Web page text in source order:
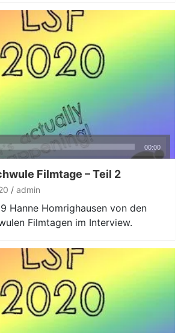
00:00
Filmtage – Teil 2
admin
Hanne Homrighausen von den
Filmtagen im Interview.